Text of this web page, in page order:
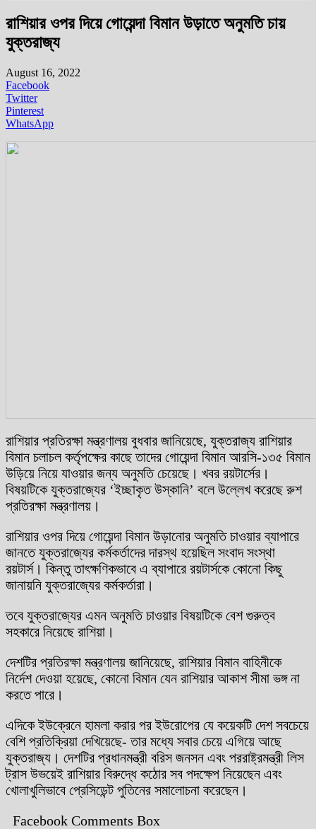
রাশিয়ার ওপর দিয়ে গোয়েন্দা বিমান উড়াতে অনুমতি চায়
যুক্তরাজ্য
August 16, 2022
Facebook
Twitter
Pinterest
WhatsApp
রাশিয়ার প্রতিরক্ষা মন্ত্রণালয় বুধবার জানিয়েছে, যুক্তরাজ্য রাশিয়ার
বিমান চলাচল কর্তৃপক্ষের কাছে তাদের গোয়েন্দা বিমান আরসি-১৩৫ বিমান
উড়িয়ে নিয়ে যাওয়ার জন্য অনুমতি চেয়েছে। খবর রয়টার্সের।
বিষয়টিকে যুক্তরাজ্যের ‘ইচ্ছাকৃত উস্কানি’ বলে উল্লেখ করেছে রুশ
প্রতিরক্ষা মন্ত্রণালয়।
রাশিয়ার ওপর দিয়ে গোয়েন্দা বিমান উড়ানোর অনুমতি চাওয়ার ব্যাপারে
জানতে যুক্তরাজ্যের কর্মকর্তাদের দারস্থ হয়েছিল সংবাদ সংস্থা
রয়টার্স। কিন্তু তাৎক্ষণিকভাবে এ ব্যাপারে রয়টার্সকে কোনো কিছু
জানায়নি যুক্তরাজ্যের কর্মকর্তারা।
তবে যুক্তরাজ্যের এমন অনুমতি চাওয়ার বিষয়টিকে বেশ গুরুত্ব
সহকারে নিয়েছে রাশিয়া।
দেশটির প্রতিরক্ষা মন্ত্রণালয় জানিয়েছে, রাশিয়ার বিমান বাহিনীকে
নির্দেশ দেওয়া হয়েছে, কোনো বিমান যেন রাশিয়ার আকাশ সীমা ভঙ্গ না
করতে পারে।
এদিকে ইউক্রেনে হামলা করার পর ইউরোপের যে কয়েকটি দেশ সবচেয়ে
বেশি প্রতিক্রিয়া দেখিয়েছে- তার মধ্যে সবার চেয়ে এগিয়ে আছে
যুক্তরাজ্য। দেশটির প্রধানমন্ত্রী বরিস জনসন এবং পররাষ্ট্রমন্ত্রী লিস
ট্রাস উভয়েই রাশিয়ার বিরুদ্ধে কঠোর সব পদক্ষেপ নিয়েছেন এবং
খোলাখুলিভাবে প্রেসিডেন্ট পুতিনের সমালোচনা করেছেন।
Facebook Comments Box